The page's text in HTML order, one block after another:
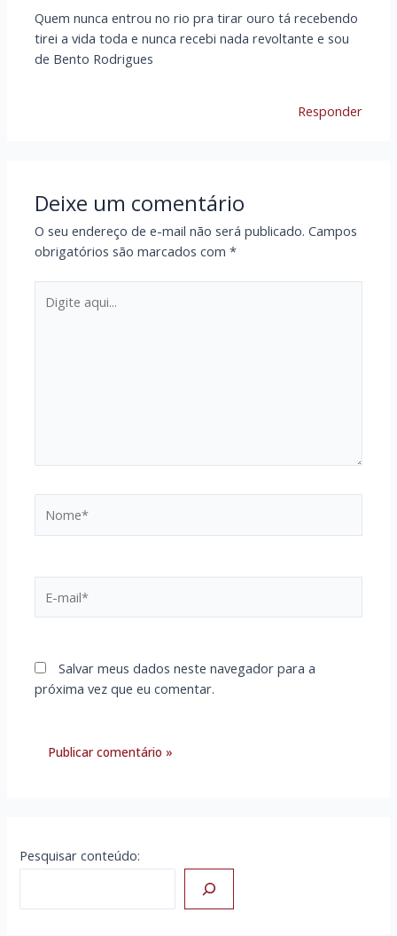
Quem nunca entrou no rio pra tirar ouro tá recebendo
tirei a vida toda e nunca recebi nada revoltante e sou
de Bento Rodrigues
Responder
Deixe um comentário
O seu endereço de e-mail não será publicado. Campos
obrigatórios são marcados com*
aqui...
mail*
Salvar meus dados neste navegador para a
próxima vez que eu comentar.
Pesquisar conteúdo: